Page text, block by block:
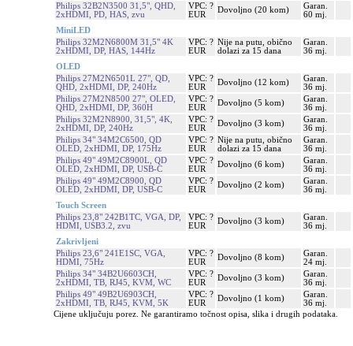
Philips 32B2N3500 31,5", QHD,
2xHDMI, PD, HAS, zvu
VPC: ?
EUR
Dovoljno (20 kom)
Garan.
60 mj.
MiniLED
Philips 32M2N6800M 31,5" 4K
2xHDMI, DP, HAS, 144Hz
VPC: ?
EUR
Nije na putu, obično
dolazi za 15 dana
Garan.
36 mj.
OLED
Philips 27M2N6501L 27", QD,
QHD, 2xHDMI, DP, 240Hz
VPC: ?
EUR
Dovoljno (12 kom)
Garan.
36 mj.
Philips 27M2N8500 27", OLED,
QHD, 2xHDMI, DP, 360H
VPC: ?
EUR
Dovoljno (5 kom)
Garan.
36 mj.
Philips 32M2N8900, 31,5", 4K,
2xHDMI, DP, 240Hz
VPC: ?
EUR
Dovoljno (3 kom)
Garan.
36 mj.
Philips 34" 34M2C6500, QD
OLED, 2xHDMI, DP, 175Hz
VPC: ?
EUR
Nije na putu, obično
dolazi za 15 dana
Garan.
36 mj.
Philips 49" 49M2C8900L, QD
OLED, 2xHDMI, DP, USB-C
VPC: ?
EUR
Dovoljno (6 kom)
Garan.
36 mj.
Philips 49" 49M2C8900, QD
OLED, 2xHDMI, DP, USB-C
VPC: ?
EUR
Dovoljno (2 kom)
Garan.
36 mj.
Touch Screen
Philips 23,8" 242B1TC, VGA, DP,
HDMI, USB3.2, zvu
VPC: ?
EUR
Dovoljno (3 kom)
Garan.
36 mj.
Zakrivljeni
Philips 23,6" 241E1SC, VGA,
HDMI, 75Hz
VPC: ?
EUR
Dovoljno (8 kom)
Garan.
24 mj.
Philips 34" 34B2U6603CH,
2xHDMI, TB, RJ45, KVM, WC
VPC: ?
EUR
Dovoljno (3 kom)
Garan.
36 mj.
Philips 49" 49B2U6903CH,
2xHDMI, TB, RJ45, KVM, 5K
VPC: ?
EUR
Dovoljno (1 kom)
Garan.
36 mj.
Cijene uključuju porez. Ne garantiramo točnost opisa, slika i drugih podataka.